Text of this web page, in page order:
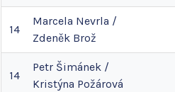
14
Marcela Nevrla /
Zdeněk Brož
14
Petr Šimánek /
Kristýna Požárová